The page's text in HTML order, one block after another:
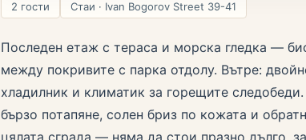
2 гости Стаи · Ivan Bogorov Street 39-41
Последен етаж с тераса и морска гледка —
между покривите с парка отдолу. Вътре:
хладилник и климатик за горещите
бързо потапяне, солен бриз по кожата и
цялата сграда — няма да стои празно дълго,